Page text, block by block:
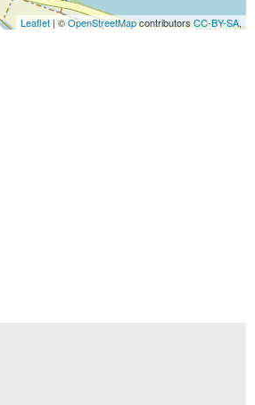
Leaflet | ©OpenStreetMapcontributors CC-BY-SA,